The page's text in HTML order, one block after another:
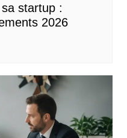
startup :
2026